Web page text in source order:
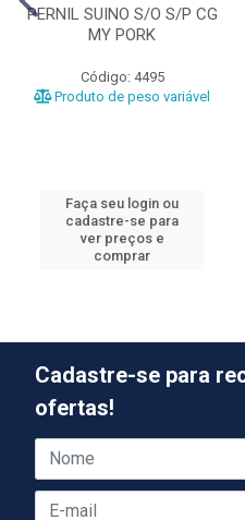
PERNIL SUINO S/O S/P CG
MY PORK
Código: 4495
Produto de peso variável
Faça seu login ou
cadastre-se para
ver preços e
comprar
Cadastre-se para
ofertas!